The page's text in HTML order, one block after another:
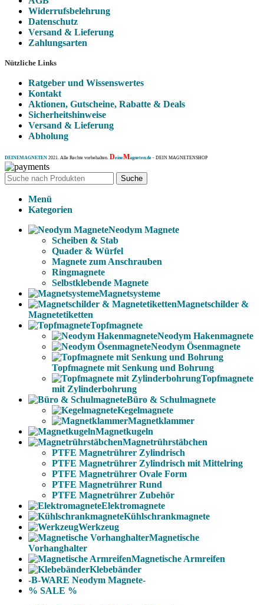
Widerrufsbelehrung
Datenschutz
Versand & Lieferung
Zahlungsarten
Nützliche Links
Ratgeber und Wissenswertes
Kontakt
Aktionen, Gutscheine, Rabatte & Deals
Sicherheitshinweise
Versand & Lieferung
Abholung
DEINEMAGNETEN 2021. Alle Rechte vorbehalten. DeineMagneten.de - DEIN MAGNETENSHOP
Suche
Menü
Kategorien
Neodym Magnete
Scheiben & Stab
Quader & Würfel
Magnete zum Anschrauben
Ringmagnete
Selbstklebende Magnete
Magnetsysteme
Magnetschilder &
Magnetetiketten
Topfmagnete
Neodym Hakenmagnete
Neodym Ösenmagnete
Topfmagnete mit Senkung und Bohrung
Topfmagnete
mit Zylinderbohrung
Büro & Schulmagnete
Kegelmagnete
Magnetklammer
Magnetkugeln
Magnetrührstäbchen
PTFE Magnetrührer Zylindrisch
PTFE Magnetrührer Zylindrisch mit Mittelring
PTFE Magnetrührer Ovale Form
PTFE Magnetrührer Rund
PTFE Magnetrührer Zubehör
Elektromagnete
Kühlschrankmagnete
Werkzeug
Magnetische
Vorhanghalter
Magnetische Armreifen
Klebebänder
-B-WARE Neodym Magnete-
% SALE %